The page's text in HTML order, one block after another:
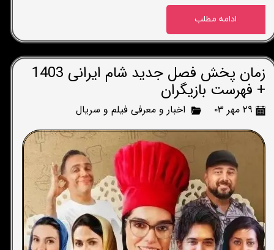
ادامه مطلب
زمان پخش فصل جدید شام ایرانی 1403
+ فهرست بازیگران
۲۹ مهر ۰۳ اخبار و معرفی فیلم و سریال